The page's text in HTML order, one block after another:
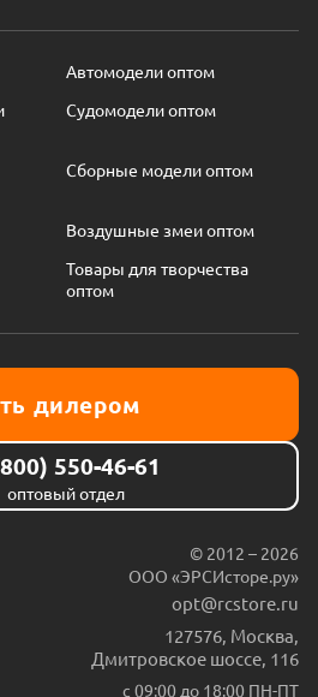
Автомодели оптом
Судомодели оптом
Сборные модели оптом
Воздушные змеи оптом
Товары для творчества
оптом
дилером
550-46-61
оптовый отдел
© 2012 – 2026
ООО «ЭРСИсторе.ру»
opt@rcstore.ru
127576 Москва
Дмитровское шоссе, 116
с 09:00 до 18:00 ПН-ПТ